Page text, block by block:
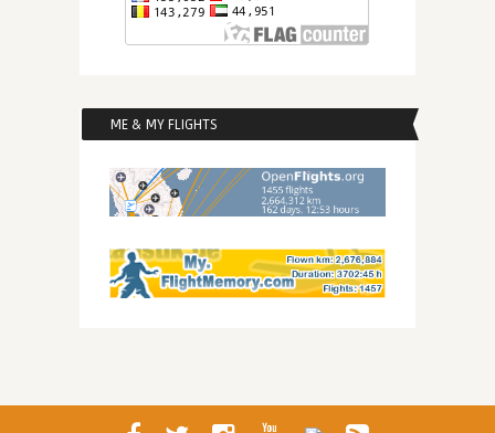
ME & MY FLIGHTS